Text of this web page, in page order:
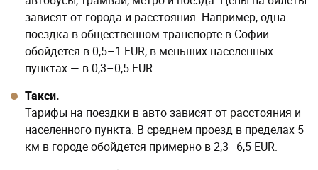
Тарифы на поездки в авто зависят от расстояния и
населенного пункта. В среднем проезд в пределах 5
км в городе обойдется примерно в 2,3–6,5 EUR.
Покупка автомобиля.
Новые машины в Болгарии стоят соразмерно
средним показателям в Европе. Цена на авто в
салонах формируется с учетом ставки
производителя, налоговой базы, маржи дилера и